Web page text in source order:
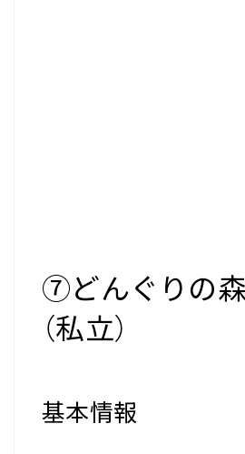
⑦どんぐりの
（私立）
基本情報